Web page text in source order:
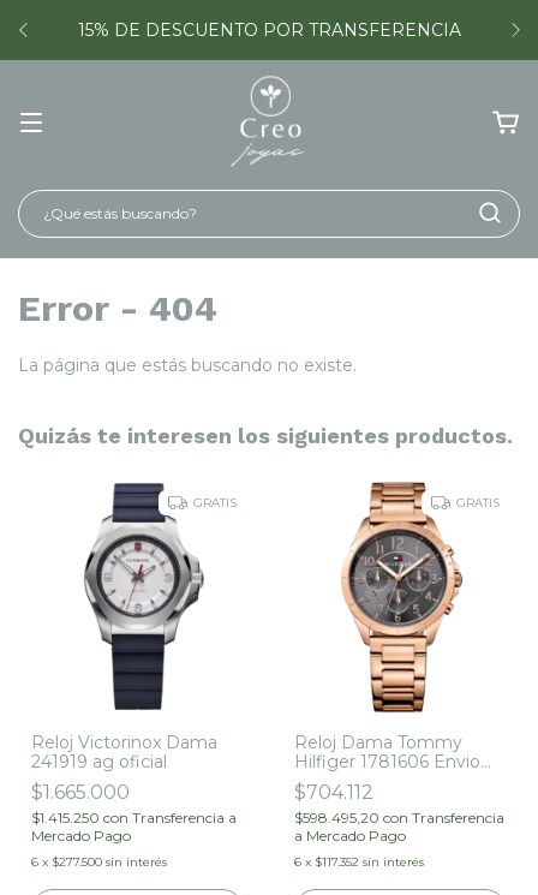
15% DE DESCUENTO POR TRANSFERENCIA
Error - 404
La página que estás buscando no existe.
Quizás te interesen los siguientes productos.
GRATIS
Reloj Victorinox Dama
241919 ag oficial
$1.665.000
$1.415.250 con Transferencia a
Mercado Pago
6 x $277.500 sin interés
GRATIS
Reloj Dama Tommy
Hilfiger 1781606 Envio
Gratis Agente Oficial
$704.112
$598.495,20 con Transferencia
a Mercado Pago
6 x $117.352 sin interés